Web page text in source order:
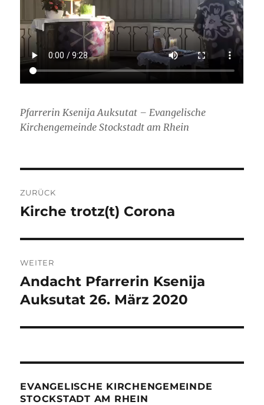
Pfarrerin Ksenija Auksutat – Evangelische
Kirchengemeinde Stockstadt am Rhein
ZURÜCK
Vorheriger
Kirche trotz(t) Corona
WEITER
Nächster
Beitrag:
Andacht Pfarrerin Ksenija
Auksutat 26. März 2020
EVANGELISCHE KIRCHENGEMEINDE
STOCKSTADT AM RHEIN